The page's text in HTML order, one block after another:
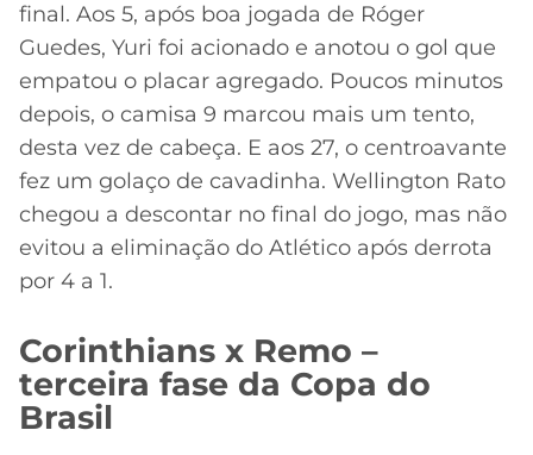
final. Aos 5, após boa jogada de Róger
Guedes, Yuri foi acionado e anotou o gol que
empatou o placar agregado. Poucos minutos
depois, o camisa 9 marcou mais um tento,
desta vez de cabeça. E aos 27, o centroavante
fez um golaço de cavadinha. Wellington Rato
chegou a descontar no final do jogo, mas não
evitou a eliminação do Atlético após derrota
por 4 a 1.
Corinthians x Remo –
terceira fase da Copa do
Brasil